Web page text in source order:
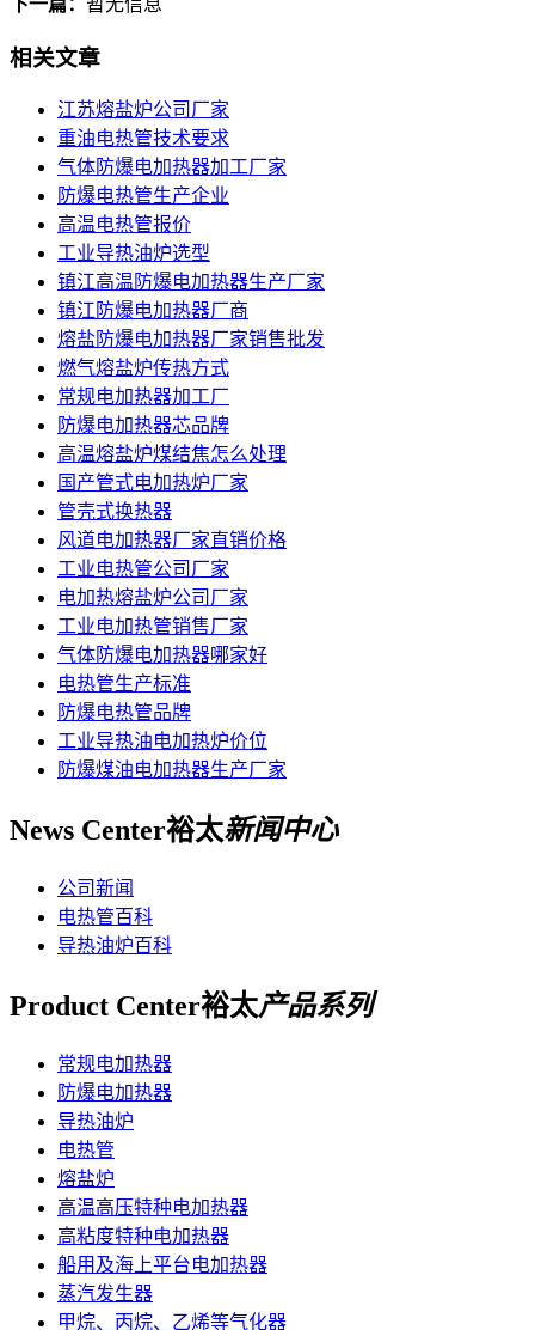
相关文章
江苏熔盐炉公司厂家
重油电热管技术要求
气体防爆电加热器加工厂家
防爆电热管生产企业
高温电热管报价
工业导热油炉选型
镇江高温防爆电加热器生产厂家
镇江防爆电加热器厂商
熔盐防爆电加热器厂家销售批发
燃气熔盐炉传热方式
常规电加热器加工厂
防爆电加热器芯品牌
高温熔盐炉煤结焦怎么处理
国产管式电加热炉厂家
管壳式换热器
风道电加热器厂家直销价格
工业电热管公司厂家
电加热熔盐炉公司厂家
工业电加热管销售厂家
气体防爆电加热器哪家好
电热管生产标准
防爆电热管品牌
工业导热油电加热炉价位
防爆煤油电加热器生产厂家
News Center裕太新闻中心
公司新闻
电热管百科
导热油炉百科
Product Center裕太产品系列
常规电加热器
防爆电加热器
导热油炉
电热管
熔盐炉
高温高压特种电加热器
高粘度特种电加热器
船用及海上平台电加热器
蒸汽发生器
甲烷、丙烷、乙烯等气化器